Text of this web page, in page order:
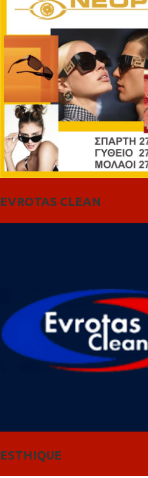
EVROTAS CLEAN
ESTHIQUE